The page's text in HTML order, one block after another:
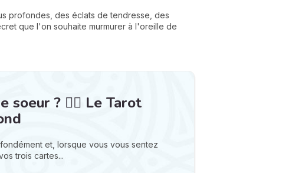
profondes, des éclats de tendresse, des
que l'on souhaite murmurer à l'oreille de
? ❤️‍🔥 Le Tarot
et, lorsque vous vous sentez
trois cartes...